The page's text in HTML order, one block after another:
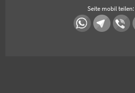
Seite mobil teilen: